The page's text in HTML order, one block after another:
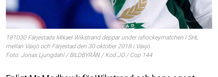
181030 Färjestads Mikael Wikstrand deppar under ishockeymatchen i SHL
mellan Växjö och Färjestad den 30 oktober 2018 i Växjö.
Foto: Jonas Ljungdahl / BILDBYRÅN / Kod JO / Cop 144